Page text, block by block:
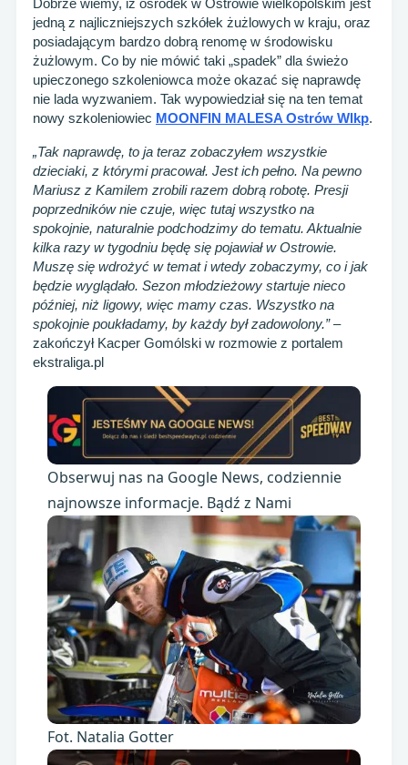
Dobrze wiemy, iż ośrodek w Ostrowie wielkopolskim jest
jedną z najliczniejszych szkółek żużlowych w kraju, oraz
posiadającym bardzo dobrą renomę w środowisku
żużlowym. Co by nie mówić taki „spadek” dla świeżo
upieczonego szkoleniowca może okazać się naprawdę
nie lada wyzwaniem. Tak wypowiedział się na ten temat
nowy szkoleniowiec MOONFIN MALESA Ostrów Wlkp.
„Tak naprawdę, to ja teraz zobaczyłem wszystkie
dzieciaki, z którymi pracował. Jest ich pełno. Na pewno
Mariusz z Kamilem zrobili razem dobrą robotę. Presji
poprzedników nie czuje, więc tutaj wszystko na
spokojnie, naturalnie podchodzimy do tematu. Aktualnie
kilka razy w tygodniu będę się pojawiał w Ostrowie.
Muszę się wdrożyć w temat i wtedy zobaczymy, co i jak
będzie wyglądało. Sezon młodzieżowy startuje nieco
później, niż ligowy, więc mamy czas. Wszystko na
spokojnie poukładamy, by każdy był zadowolony.”–
zakończył Kacper Gomólski w rozmowie z portalem
ekstraliga.pl
Obserwuj nas na Google News, codziennie
najnowsze informacje. Bądź z Nami
Fot. Natalia Gotter